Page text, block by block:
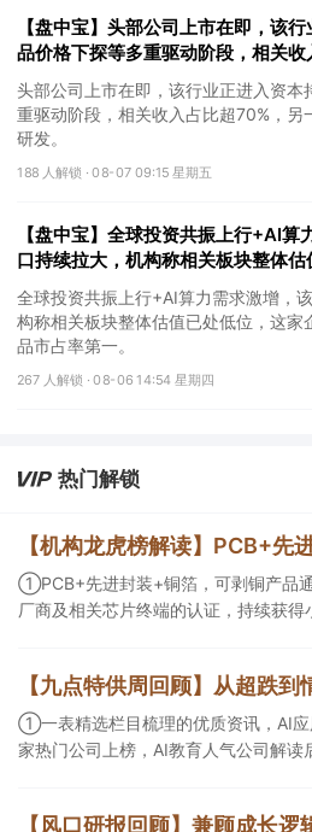
【盘中宝】头部公司上市在即，该
品价格下探等多重驱动阶段，相关
头部公司上市在即，该行业正进入资本
重驱动阶段，相关收入占比超70%，另
研发。
188 人解锁 ·08-07 09:15 星期五
【盘中宝】全球投资共振上行+AI
口持续拉大，机构称相关板块整体
产品市占率第一
全球投资共振上行+AI算力需求激增，
构称相关板块整体估值已处低位，这家
品市占率第一。
267 人解锁 ·08-06 14:54 星期四
热门解锁
①PCB+先进封装+铜箔，可剥铜产品
厂商及相关芯片终端的认证，持续获
等方面具有丰富经验，具备承接细胞
产的合规资质，这家公司获净买入。
①一表精选栏目梳理的优质资讯，AI应
家热门公司上榜，AI教育人气公司解读后获4连板